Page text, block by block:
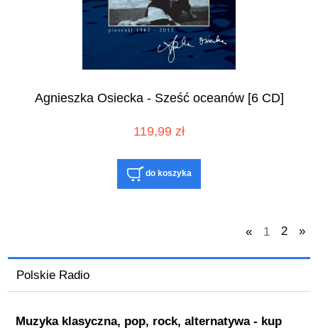
Agnieszka Osiecka - Sześć oceanów [6 CD]
119,99 zł
do koszyka
« 1 2 »
Polskie Radio
Muzyka klasyczna, pop, rock, alternatywa - kup